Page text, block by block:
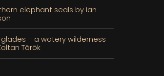
elephant seals by Ian
– a watery wilderness
Török